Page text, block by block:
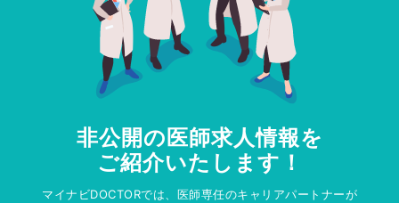
非公開の医師求人情報を
ご紹介いたします！
マイナビDOCTORでは、医師専任のキャリアパートナーが